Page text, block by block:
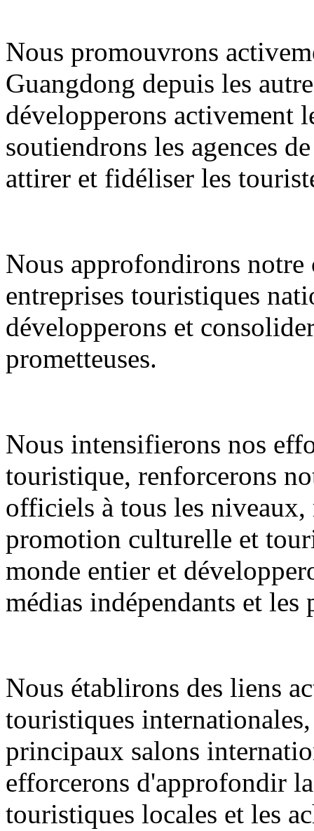
Nous promouvrons
Guangdong depuis les
développerons activement
soutiendrons les agences
attirer et fidéliser les
Nous approfondirons
entreprises touristiques
développerons et
prometteuses.
Nous intensifierons nos
touristique, renforcerons
officiels à tous les niveaux,
promotion culturelle et
monde entier et
médias indépendants et
Nous établirons des liens
touristiques
principaux salons
efforcerons d'approfondir
touristiques locales et les